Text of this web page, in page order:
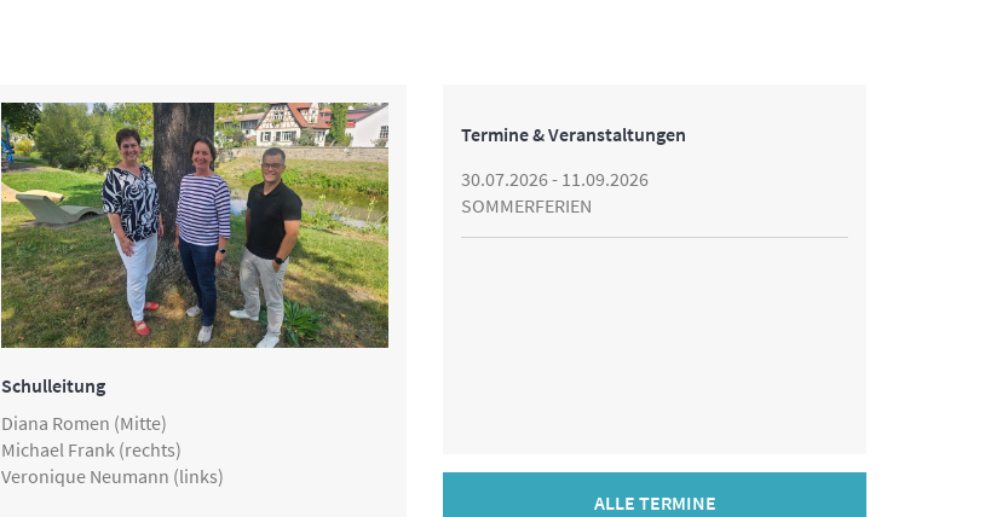
Schulleitung
Diana Romen (Mitte)
Michael Frank (rechts)
Veronique Neumann (links)
Termine & Veranstaltungen
30.07.2026 - 11.09.2026
SOMMERFERIEN
ALLE TERMINE